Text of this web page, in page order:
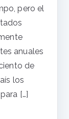
pero el
anuales
de
los
[…]